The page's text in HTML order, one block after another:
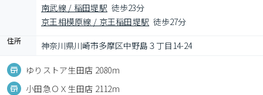
南武線 / 稲田堤駅 徒歩23分
京王相模原線 / 京王稲田堤駅 徒歩27分
住所 神奈川県川崎市多摩区中野島３丁目14-24
ゆりストア生田店 2080m
小田急ＯＸ生田店 2112m